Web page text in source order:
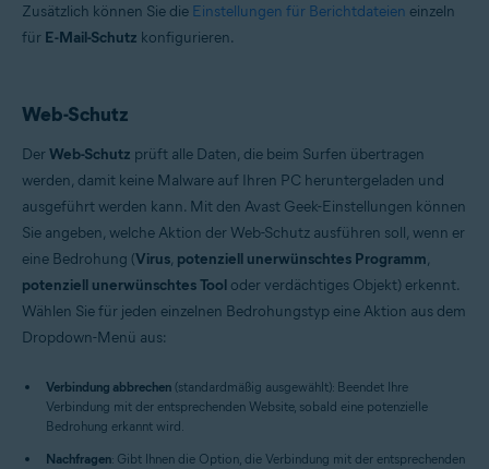
Zusätzlich können Sie die Einstellungen für Berichtdateien einzeln
für E-Mail-Schutz konfigurieren.
Web-Schutz
DerWeb-Schutz prüft alle Daten, die beim Surfen übertragen
werden, damit keine Malware auf Ihren PC heruntergeladen und
ausgeführt werden kann. Mit den Avast Geek-Einstellungen können
Sie angeben, welche Aktion der Web-Schutz ausführen soll, wenn er
eine Bedrohung (Virus, potenziell unerwünschtes Programm,
potenziell unerwünschtes Tool oder verdächtiges Objekt) erkennt.
Wählen Sie für jeden einzelnen Bedrohungstyp eine Aktion aus dem
Dropdown-Menü aus:
Verbindung abbrechen (standardmäßig ausgewählt): Beendet Ihre
Verbindung mit der entsprechenden Website, sobald eine potenzielle
Bedrohung erkannt wird.
Nachfragen: Gibt Ihnen die Option, die Verbindung mit der entsprechenden